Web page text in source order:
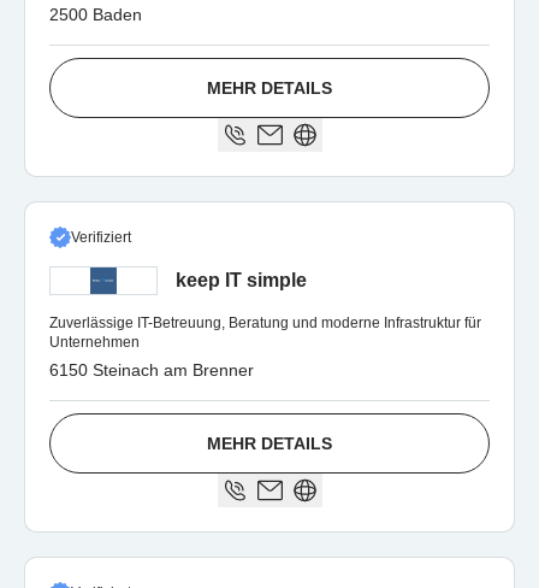
2500 Baden
MEHR DETAILS
Verifiziert
keep IT simple
Zuverlässige IT-Betreuung, Beratung und moderne Infrastruktur für
Unternehmen
6150 Steinach am Brenner
MEHR DETAILS